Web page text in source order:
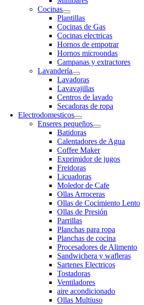
Cocinas
Plantillas
Cocinas de Gas
Cocinas electricas
Hornos de empotrar
Hornos microondas
Campanas y extractores
Lavandería
Lavadoras
Lavavajillas
Centros de lavado
Secadoras de ropa
Electrodomesticos
Enseres pequeños
Batidoras
Calentadores de Agua
Coffee Maker
Exprimidor de jugos
Freidoras
Licuadoras
Moledor de Cafe
Ollas Arroceras
Ollas de Cocimiento Lento
Ollas de Presión
Parrillas
Planchas para ropa
Planchas de cocina
Procesadores de Alimento
Sandwichera y wafleras
Sartenes Electricos
Tostadoras
Ventiladores
aire acondicionado
Ollas Multiuso